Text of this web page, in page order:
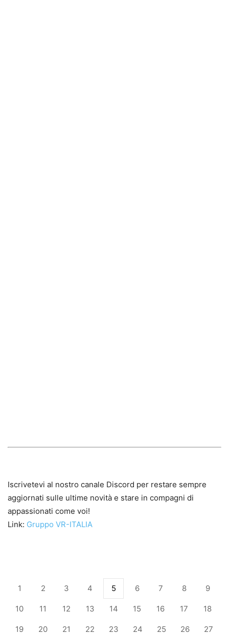
Iscrivetevi al nostro canale Discord per restare sempre
aggiornati sulle ultime novità e stare in compagni di
appassionati come voi!
Link: Gruppo VR-ITALIA
1 2 3 4 5 6 7 8 9
10 11 12 13 14 15 16 17 18
19 20 21 22 23 24 25 26 27